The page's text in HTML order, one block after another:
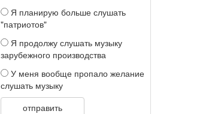
Я планирую больше слушать
"патриотов"
Я продолжу слушать музыку
зарубежного производства
У меня вообще пропало желание
слушать музыку
отправить